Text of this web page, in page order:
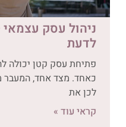
ניהול עסק
לדעת
פתיחת עסק קטן יכולה
כאחד. מצד אחד, המעבר
לכן את
קראי עוד »